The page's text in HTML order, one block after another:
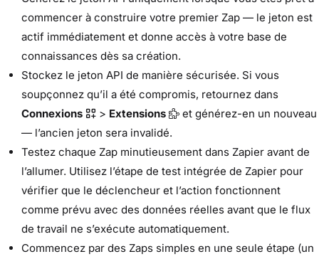
commencer à construire votre premier Zap — le jeton est
actif immédiatement et donne accès à votre base de
connaissances dès sa création.
Stockez le jeton API de manière sécurisée. Si vous
soupçonnez qu’il a été compromis, retournez dans
Connexions
> Extensions
et générez-en un nouveau
— l’ancien jeton sera invalidé.
Testez chaque Zap minutieusement dans Zapier avant de
l’allumer. Utilisez l’étape de test intégrée de Zapier pour
vérifier que le déclencheur et l’action fonctionnent
comme prévu avec des données réelles avant que le flux
de travail ne s’exécute automatiquement.
Commencez par des Zaps simples en une seule étape (un